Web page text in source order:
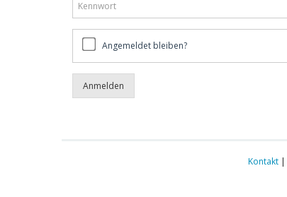
bleiben?Angemeldet bleiben?
Kontakt|